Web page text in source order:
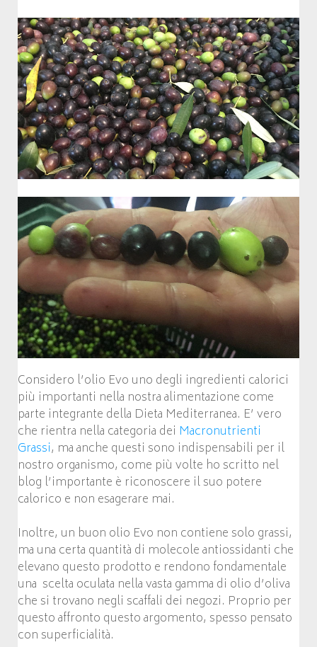
Considero l’olio Evo uno degli ingredienti calorici
più importanti nella nostra alimentazione come
parte integrante della Dieta Mediterranea. E’ vero
che rientra nella categoria dei Macronutrienti
Grassi, ma anche questi sono indispensabili per il
nostro organismo, come più volte ho scritto nel
blog l’importante è riconoscere il suo potere
calorico e non esagerare mai.
Inoltre, un buon olio Evo non contiene solo grassi,
ma una certa quantità di molecole antiossidanti che
elevano questo prodotto e rendono fondamentale
una scelta oculata nella vasta gamma di olio d’oliva
che si trovano negli scaffali dei negozi. Proprio per
questo affronto questo argomento, spesso pensato
con superficialità.